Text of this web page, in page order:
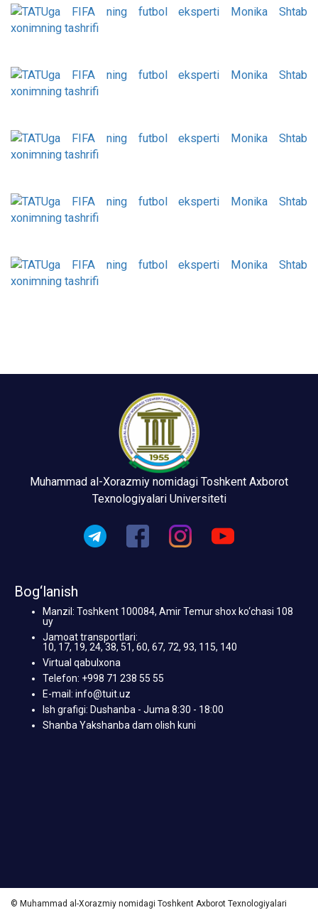
Muhammad al-Xorazmiy nomidagi Toshkent Axborot
Texnologiyalari Universiteti
Bog‘lanish
Manzil: Toshkent 100084, Amir Temur shox ko‘chasi 108
uy
Jamoat transportlari:
10, 17, 19, 24, 38, 51, 60, 67, 72, 93, 115, 140
Virtual qabulxona
Telefon: +998 71 238 55 55
E-mail: info@tuit.uz
Ish grafigi: Dushanba - Juma 8:30 - 18:00
Shanba Yakshanba dam olish kuni
© Muhammad al-Xorazmiy nomidagi Toshkent Axborot Texnologiyalari